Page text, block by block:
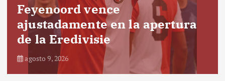
Feyenoord vence
ajustadamente en la apertura
de la Eredivisie
agosto 9, 2026